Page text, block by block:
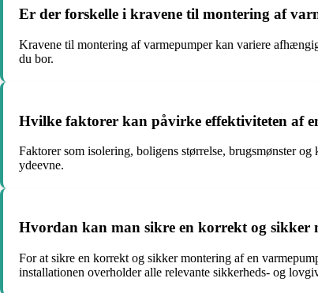
Er der forskelle i kravene til montering af
Kravene til montering af varmepumper kan variere
du bor.
Hvilke faktorer kan påvirke effektiviteten af
Faktorer som isolering, boligens størrelse, brugsmønster
ydeevne.
Hvordan kan man sikre en korrekt og
For at sikre en korrekt og sikker montering af en
installationen overholder alle relevante sikkerheds- og